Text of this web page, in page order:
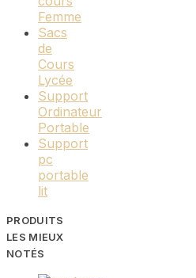
Femme
Sacs
de
Cours
Lycée
Support
Ordinateur
Portable
Support
pc
portable
lit
PRODUITS
LES MIEUX
NOTÉS